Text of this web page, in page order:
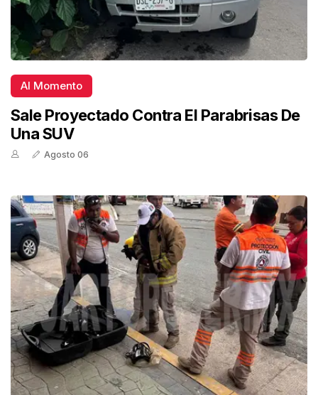
Al Momento
Sale Proyectado Contra El Parabrisas De
Una SUV
Agosto 06